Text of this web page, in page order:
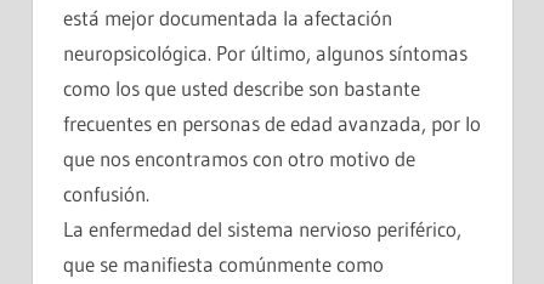
está mejor documentada la afectación
neuropsicológica. Por último, algunos síntomas
como los que usted describe son bastante
frecuentes en personas de edad avanzada, por lo
que nos encontramos con otro motivo de
confusión.
La enfermedad del sistema nervioso periférico,
que se manifiesta comúnmente como